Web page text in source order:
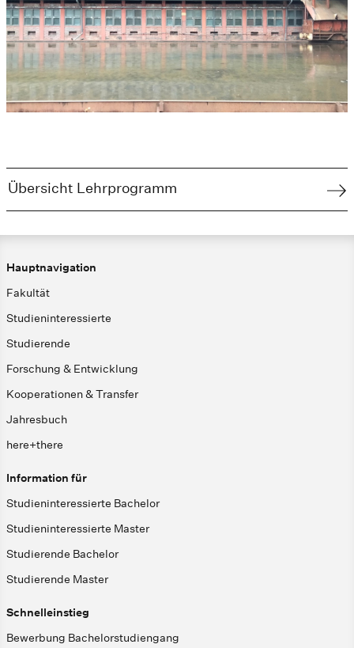
Übersicht Lehrprogramm
Hauptnavigation
Fakultät
Studieninteressierte
Studierende
Forschung & Entwicklung
Kooperationen & Transfer
Jahresbuch
here+there
Information für
Studieninteressierte Bachelor
Studieninteressierte Master
Studierende Bachelor
Studierende Master
Schnelleinstieg
Bewerbung Bachelorstudiengang